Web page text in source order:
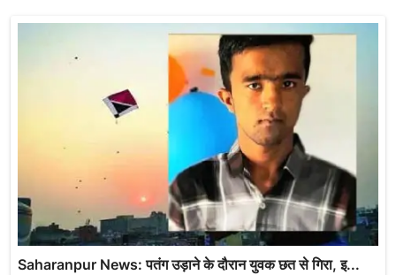
Saharanpur News: पतंग उड़ाने के दौरान युवक छत से गिरा, इ...